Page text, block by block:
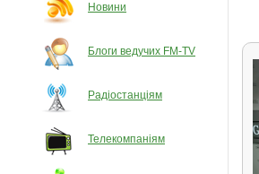
Новини
Блоги ведучих FM-TV
Радіостанціям
Телекомпаніям